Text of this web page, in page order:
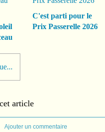
C'est parti pour le
Prix Passerelle 2026
article
Ajouter un commentaire